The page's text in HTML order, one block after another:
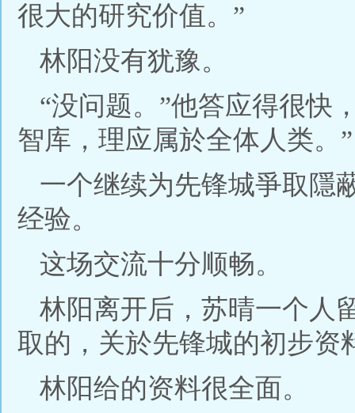
很大的研究价值。”
林阳没有犹豫。
“没问题。”他答应得很快
智库，理应属於全体人类。”
一个继续为先锋城爭取隱
经验。
这场交流十分顺畅。
林阳离开后，苏晴一个人
取的，关於先锋城的初步资
林阳给的资料很全面。